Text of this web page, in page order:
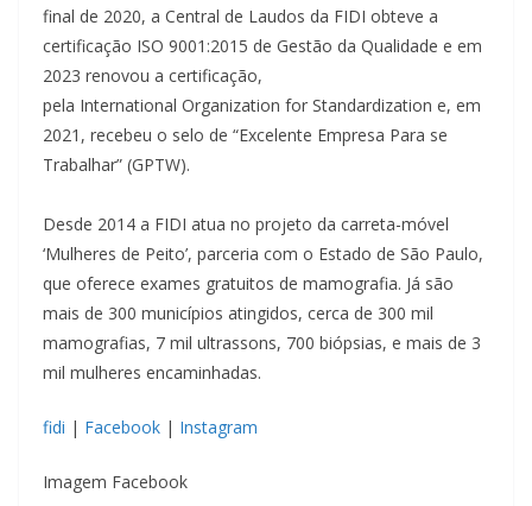
final de 2020, a Central de Laudos da FIDI obteve a
certificação ISO 9001:2015 de Gestão da Qualidade e em
2023 renovou a certificação,
pela International Organization for Standardization e, em
2021, recebeu o selo de “Excelente Empresa Para se
Trabalhar” (GPTW).
Desde 2014 a FIDI atua no projeto da carreta-móvel
‘Mulheres de Peito’, parceria com o Estado de São Paulo,
que oferece exames gratuitos de mamografia. Já são
mais de 300 municípios atingidos, cerca de 300 mil
mamografias, 7 mil ultrassons, 700 biópsias, e mais de 3
mil mulheres encaminhadas.
fidi | Facebook | Instagram
Imagem Facebook